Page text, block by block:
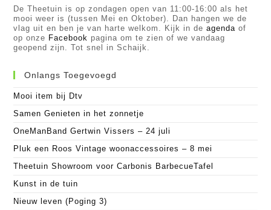
De Theetuin is op zondagen open van 11:00-16:00 als het
mooi weer is (tussen Mei en Oktober). Dan hangen we de
vlag uit en ben je van harte welkom. Kijk in deagenda of
op onze Facebook pagina om te zien of we vandaag
geopend zijn. Tot snel in Schaijk.
Onlangs Toegevoegd
Mooi item bij Dtv
Samen Genieten in het zonnetje
OneManBand Gertwin Vissers – 24 juli
Pluk een Roos Vintage woonaccessoires – 8 mei
Theetuin Showroom voor Carbonis BarbecueTafel
Kunst in de tuin
Nieuw leven (Poging 3)